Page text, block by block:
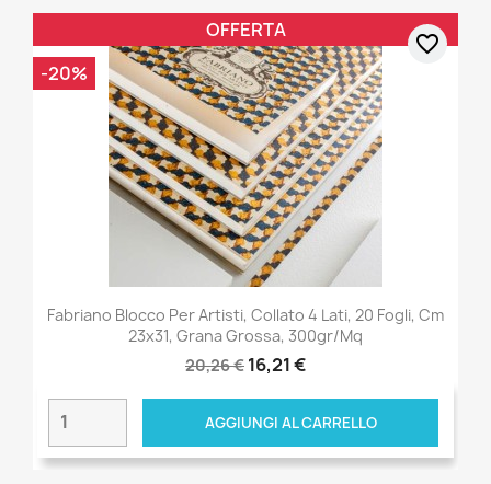
Fabriano Blocco Per Artisti, Collato 4 Lati, 20 Fogli, Cm
23x31, Grana Grossa, 300gr/mq
20,26 € 16,21 €
AGGIUNGI AL CARRELLO
OFFERTA
-20%
favorite_border